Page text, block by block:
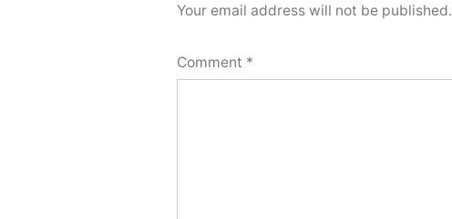
Your email address will not be published.
Comment *